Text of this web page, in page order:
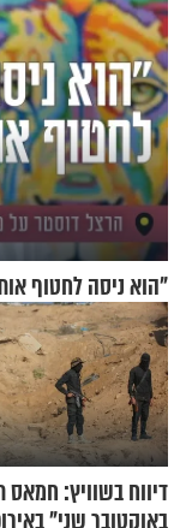
"הוא ניסה לחטוף